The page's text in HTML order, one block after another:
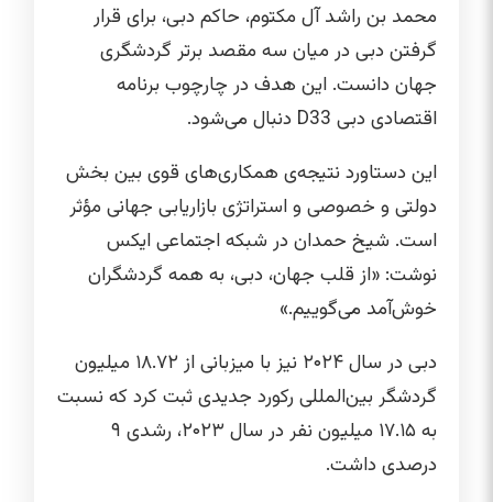
محمد بن راشد آل مکتوم، حاکم دبی، برای قرار
گرفتن دبی در میان سه مقصد برتر گردشگری
جهان دانست. این هدف در چارچوب برنامه
اقتصادی دبی D33 دنبال می‌شود.
این دستاورد نتیجه‌ی همکاری‌های قوی بین بخش
دولتی و خصوصی و استراتژی بازاریابی جهانی مؤثر
است. شیخ حمدان در شبکه اجتماعی ایکس
نوشت: «از قلب جهان، دبی، به همه گردشگران
خوش‌آمد می‌گوییم.»
دبی در سال ۲۰۲۴ نیز با میزبانی از ۱۸.۷۲ میلیون
گردشگر بین‌المللی رکورد جدیدی ثبت کرد که نسبت
به ۱۷.۱۵ میلیون نفر در سال ۲۰۲۳، رشدی ۹
درصدی داشت.